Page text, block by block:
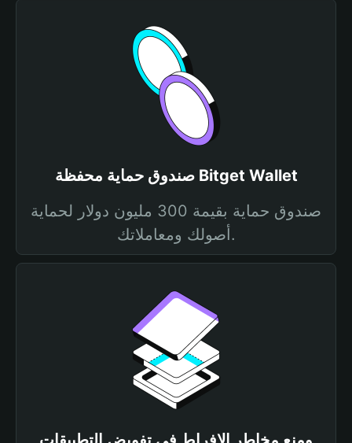
صندوق حماية محفظة Bitget Wallet
صندوق حماية بقيمة 300 مليون دولار لحماية
أصولك ومعاملاتك.